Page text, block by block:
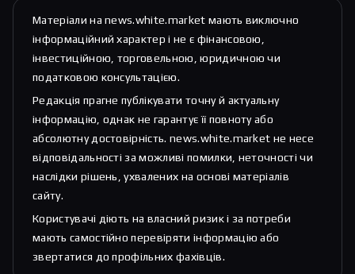
Матеріали на news.white.market мають виключно
інформаційний характер і не є фінансовою,
інвестиційною, торговельною, юридичною чи
податковою консультацією.
Редакція прагне публікувати точну й актуальну
інформацію, однак не гарантує її повноту або
абсолютну достовірність. news.white.market не несе
відповідальності за можливі помилки, неточності чи
наслідки рішень, ухвалених на основі матеріалів
сайту.
Користувачі діють на власний ризик і за потреби
мають самостійно перевіряти інформацію або
звертатися до профільних фахівців.